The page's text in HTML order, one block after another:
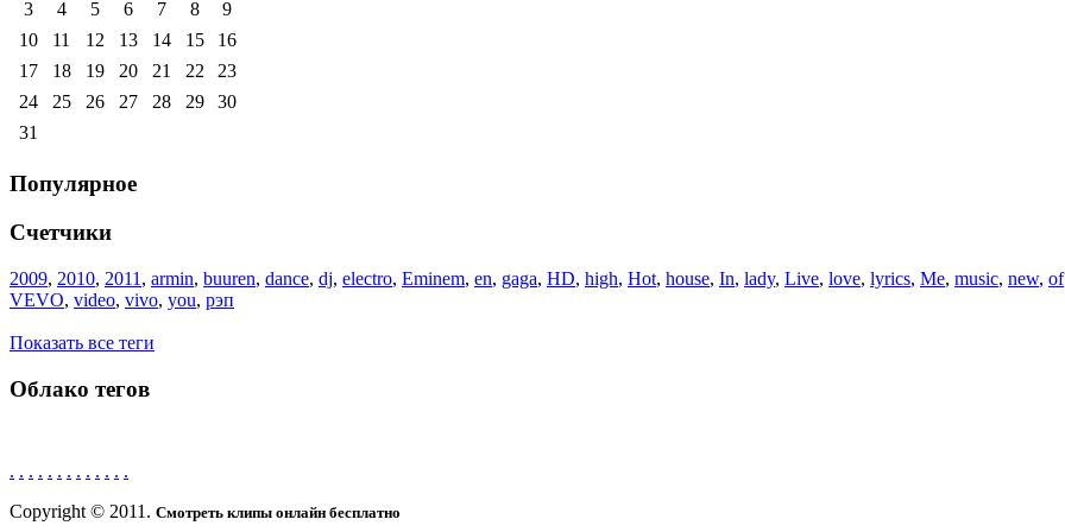
3
4 5 6 7 8
9
10
11 12 13 14 15
16
17
18 19 20 21 22
23
24
25 26 27 28 29
30
31
Популярное
Счетчики
2009, 2010, 2011 , armin, buuren, dance, dj, electro, Eminem, en, gaga, HD, high, Hot, house, In, lady, Live, love, lyrics, Me, music, new, of
VEVO, video, vivo, you, рэп
Показать все теги
Облако тегов
. . . . . . . . . . . . .
Copyright © 2011. Смотреть клипы онлайн бесплатно